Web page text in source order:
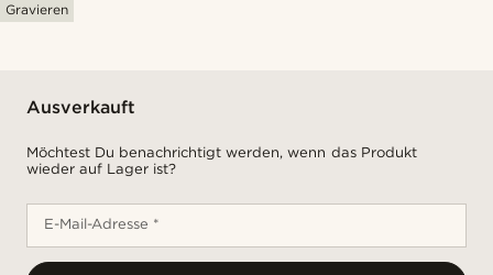
Gravieren
Ausverkauft
Möchtest Du benachrichtigt werden, wenn das Produkt
wieder auf Lager ist?
E-Mail-Adresse *